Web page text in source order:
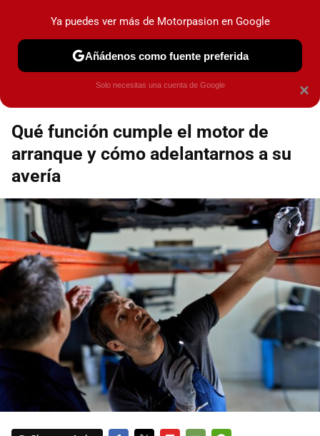
marca que se menciona
Espacio Toyota
Qué función cumple el motor de
arranque y cómo adelantarnos a su
avería
×
Ya puedes ver más de Motorpasion en Google
Añádenos como fuente preferida
Solo necesitas una cuenta de Google